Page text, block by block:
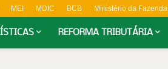
MEI MDIC BCB Ministério da Fazenda
REFORMA TRIBUTÁRIA